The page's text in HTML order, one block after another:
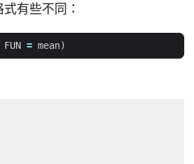
有些不同：
FUN = mean)